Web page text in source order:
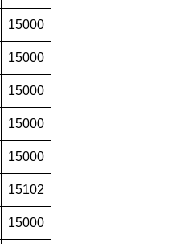
15000
15000
15000
15000
15000
15102
15000